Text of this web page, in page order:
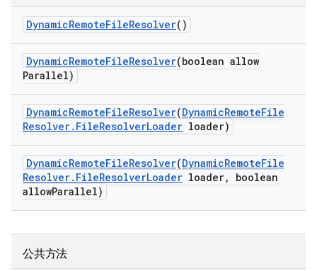
DynamicRemoteFileResolver()
DynamicRemoteFileResolver(boolean allow
Parallel)
DynamicRemoteFileResolver(DynamicRemoteFile
Resolver. FileResolverLoader loader)
DynamicRemoteFileResolver(DynamicRemoteFile
Resolver. FileResolverLoader loader,
boolean
allowParallel)
公共方法